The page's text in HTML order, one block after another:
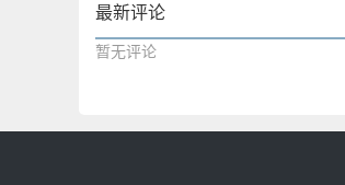
最新评论
暂无评论